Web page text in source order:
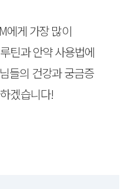
에게 가장 많이
틴과 안약 사용법에
들의 건강과 궁금증
겠습니다!